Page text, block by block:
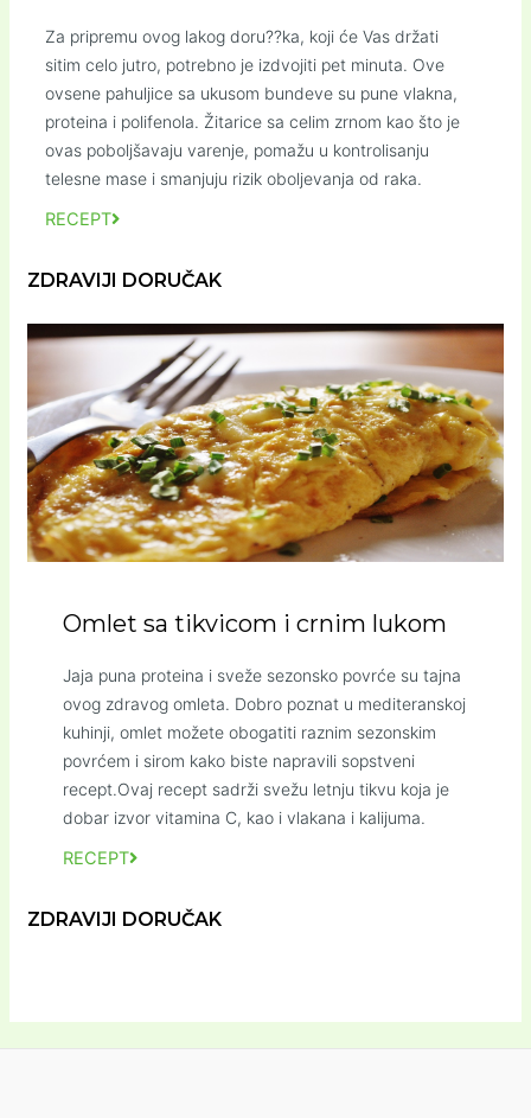
Za pripremu ovog lakog doru??ka, koji će Vas držati
sitim celo jutro, potrebno je izdvojiti pet minuta. Ove
ovsene pahuljice sa ukusom bundeve su pune vlakna,
proteina i polifenola. Žitarice sa celim zrnom kao što je
ovas poboljšavaju varenje, pomažu u kontrolisanju
telesne mase i smanjuju rizik oboljevanja od raka.
RECEPT
ZDRAVIJI DORUČAK
Omlet sa tikvicom i crnim lukom
Jaja puna proteina i sveže sezonsko povrće su tajna
ovog zdravog omleta. Dobro poznat u mediteranskoj
kuhinji, omlet možete obogatiti raznim sezonskim
povrćem i sirom kako biste napravili sopstveni
recept.Ovaj recept sadrži svežu letnju tikvu koja je
dobar izvor vitamina C, kao i vlakana i kalijuma.
RECEPT
ZDRAVIJI DORUČAK